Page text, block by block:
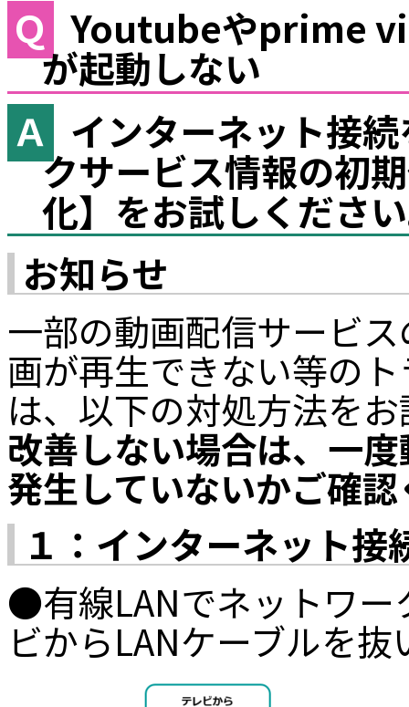
Youtubeやprime
が起動しない
インターネット接
クサービス情報の初
化】をお試しくださ
お知らせ
一部の動画配信サービ
画が再生できない等の
は、以下の対処方法を
改善しない場合は、一
発生していないかご確
１：インターネット
●有線LANでネットワー
ビからLANケーブルを